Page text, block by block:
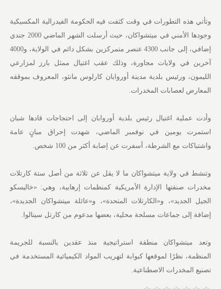
وتأتي هذه التطورات في وقت كثفت فيه الحكومة الفيدرالية المكسيكية
وجودها الأمني في ميتشواكان، حيث أرسلت الشهر الماضي 2000 جندي
إضافي، إلى جانب 4300 عنصر متمركزين بشكل دائم في الولاية، و4000
آخرين في ولايات مجاورة، وذلك عقب اغتيال ممثل بارز لمزارعي
الليمون، ورئيس بلدية مدينة أوروابان كارلوس مانثو، المعروف بموقفه
المعارض لعصابات المخدرات.
وأدت عملية اغتيال رئيس بلدية أوروابان إلى احتجاجات قادها شبان
استمرت يومين في نوفمبر الماضي، شهدت إحراق مبانٍ عامة
واشتباكات مع الشرطة، أسفرت عن إصابة أكثر من 100 شخص.
وتنشط في ولاية ميتشواكان ما لا يقل عن ثلاثة من أصل ستة كارتلات
مخدرات صنفتها الإدارة الأمريكية كمنظمات إرهابية، وهي: «خاليسكو
الجيل الجديد»، و«الكارتلات المتحدة»، و«عائلة ميتشواكان الجديدة»،
إضافة إلى جماعات مسلحة محلية، بعضها مدعوم من كارتل سينالوا.
وتعد ميتشواكان منطقة استراتيجية منذ عقدين بالنسبة للجريمة
المنظمة، نظرًا لموقعها كبوابة لتهريب المواد الكيميائية المستخدمة في
تصنيع المخدرات الاصطناعية.